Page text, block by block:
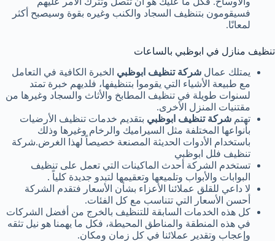
فسيقومون بتنظيف السجاد والكنب وغيره بقوة وسيصبح أكثر
لمعانًا.
تنظيف منازل في ابوظبي بالساعات
يمتلك عمال شركة تنظيف ابوظبي الخبرة الكافية في التعامل
مع طبيعة الأشياء التي يقوموا بتنظيفها، فلديهم خبرة تمتد
لسنوات طويلة في تنظيف المطابخ والأثاث والسجاد وغيرها من
مقتنيات المنزل الأخرى.
تهتم شركة تنظيف ابوظبي بتقديم خدمات تنظيف الأرضيات
بأنواعها المختلفة مثل السيراميك والرخام وغيرها وذلك
باستخدام الأدوات الحديثة المصنعة خصيصاً لهذا الغرض.شركة
تنظيف فلل ابوظبي
تستخدم الشركة أحدث الماكينات التي تعمل على تنظيف
البوابات والأبواب وتلميعها وتعقيمها لتبدو جديدة كلياً .
لا داعي للقلق عملائنا الأعزاء بشأن الأسعار فتقدم الشركة
أحسن الأسعار التي تتناسب مع كل الفئات.
كل هذه الخدمات السابقة للتنظيف بالخرج من أفضل الشركات
في هذه المنطقة والمناطق المحيطة، فكل ما يهمنا هو نيل تثقه
وإعجاب وتقدير عملائنا في كل زمان ومكان.